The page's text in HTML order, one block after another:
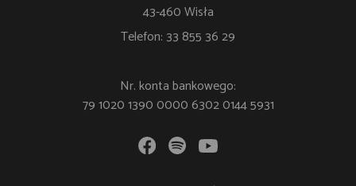
43-460 Wisła
Telefon: 33 855 36 29
Nr. konta bankowego:
79 1020 1390 0000 6302 0144 5931